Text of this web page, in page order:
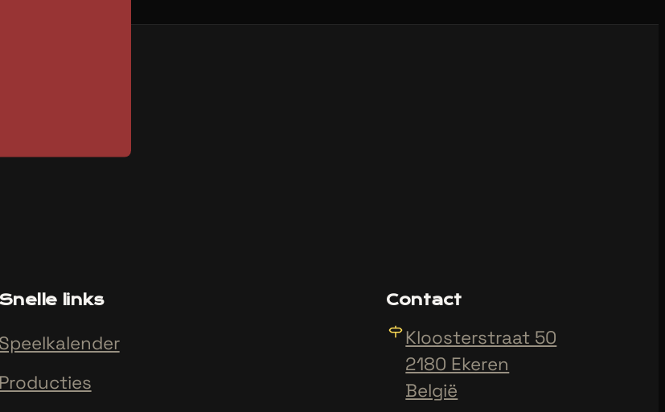
Snelle links
Speelkalender
Producties
Contact
Kloosterstraat 50
2180 Ekeren
België